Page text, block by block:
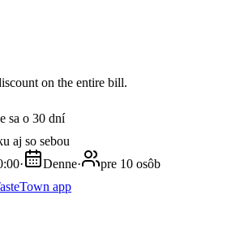
on the entire bill.
sa o 30 dní
aj so sebou
· Denne·
pre 10 osôb
app